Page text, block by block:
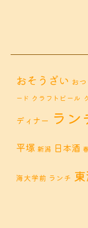
おそうざい お
ード クラフトビール
ディナー ラン
平塚 新潟 日本酒 春
海大学前 ランチ